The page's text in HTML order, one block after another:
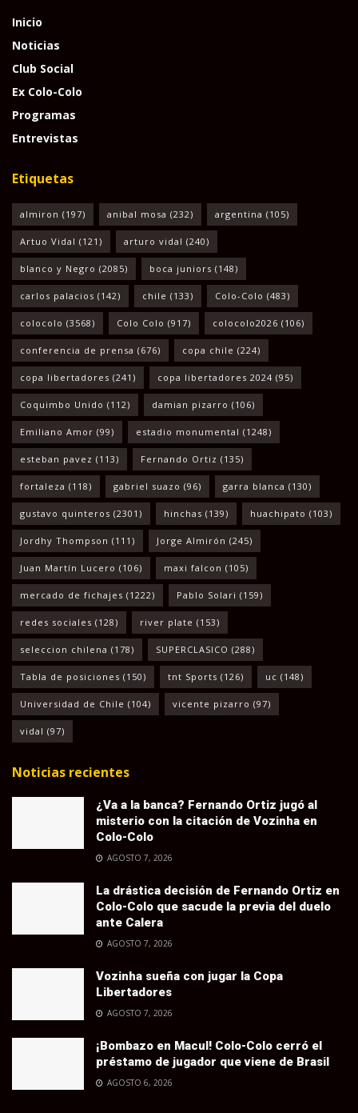
Inicio
Noticias
Club Social
Ex Colo-Colo
Programas
Entrevistas
Etiquetas
almiron (197) anibal mosa (232) argentina (105)
Artuo Vidal (121) arturo vidal (240)
blanco y Negro (2085) boca juniors (148)
carlos palacios (142) chile (133) Colo-Colo (483)
colocolo (3568) Colo Colo (917) colocolo2026 (106)
conferencia de prensa (676) copa chile (224)
copa libertadores (241) copa libertadores 2024 (95)
Coquimbo Unido (112) damian pizarro (106)
Emiliano Amor (99) estadio monumental (1248)
esteban pavez (113) Fernando Ortiz (135)
fortaleza (118) gabriel suazo (96) garra blanca (130)
gustavo quinteros (2301) hinchas (139) huachipato (103)
Jordhy Thompson (111) Jorge Almirón (245)
Juan Martín Lucero (106) maxi falcon (105)
mercado de fichajes (1222) Pablo Solari (159)
redes sociales (128) river plate (153)
seleccion chilena (178) SUPERCLASICO (288)
Tabla de posiciones (150) tnt Sports (126) uc (148)
Universidad de Chile (104) vicente pizarro (97)
vidal (97)
Noticias recientes
¿Va a la banca? Fernando Ortiz jugó al
misterio con la citación de Vozinha en
Colo-Colo
AGOSTO 7, 2026
La drástica decisión de Fernando Ortiz en
Colo-Colo que sacude la previa del duelo
ante Calera
AGOSTO 7, 2026
Vozinha sueña con jugar la Copa
Libertadores
AGOSTO 7, 2026
¡Bombazo en Macul! Colo-Colo cerró el
préstamo de jugador que viene de Brasil
AGOSTO 6, 2026